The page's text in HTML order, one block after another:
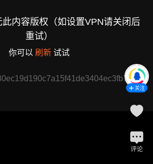
内容版权（如设置VPN请关闭后
重试）
你可以 刷新 试试
关注
评论